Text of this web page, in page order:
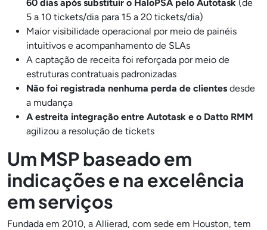
60 dias após substituir o HaloPSA pelo Autotask (de
5 a 10 tickets/dia para 15 a 20 tickets/dia)
Maior visibilidade operacional por meio de painéis
intuitivos e acompanhamento de SLAs
A captação de receita foi reforçada por meio de
estruturas contratuais padronizadas
Não foi registrada nenhuma perda de clientes desde
a mudança
A estreita integração entre Autotask e o Datto RMM
agilizou a resolução de tickets
Um MSP baseado em
indicações e na excelência
em serviços
Fundada em 2010, a Allierad, com sede em Houston, tem